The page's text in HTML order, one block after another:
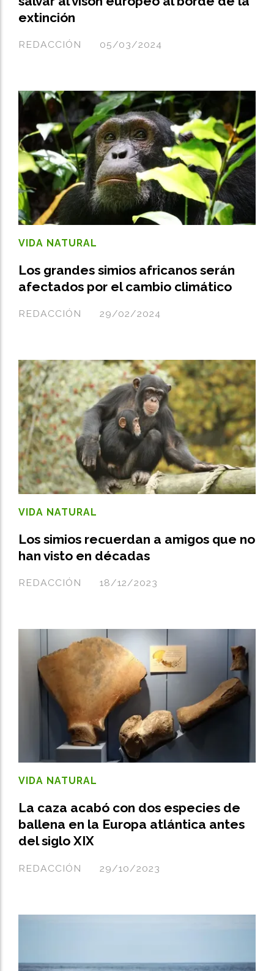
extinción
REDACCIÓN 05/03/2024
Los grandes simios africanos serán
afectados por el cambio climático
REDACCIÓN
VIDA NATURAL
29/02/2024
Los simios recuerdan a amigos que no
han visto en décadas
REDACCIÓN
VIDA NATURAL
18/12/2023
La caza acabó con dos especies de
ballena en la Europa atlántica antes
del siglo XIX
REDACCIÓN
VIDA NATURAL
29/10/2023